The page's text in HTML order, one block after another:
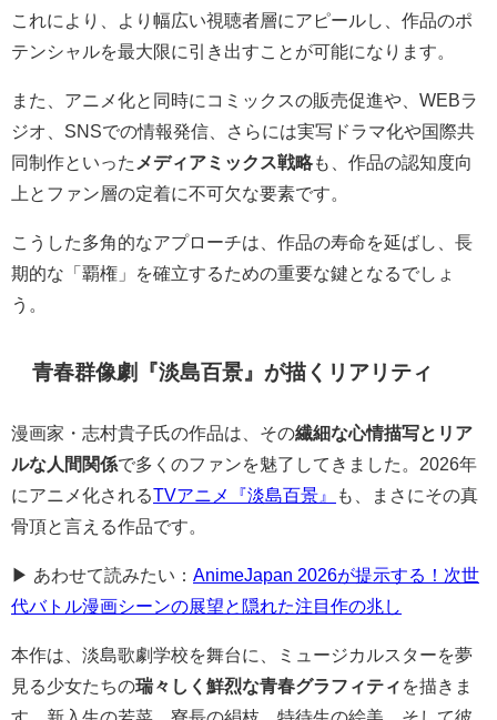
これにより、より幅広い視聴者層にアピールし、作品のポ
テンシャルを最大限に引き出すことが可能になります。
また、アニメ化と同時にコミックスの販売促進や、WEBラ
ジオ、SNSでの情報発信、さらには実写ドラマ化や国際共
同制作といった メディアミックス戦略も、作品の認知度向
上とファン層の定着に不可欠な要素です。
こうした多角的なアプローチは、作品の寿命を延ばし、長
期的な「覇権」を確立するための重要な鍵となるでしょ
う。
青春群像劇『淡島百景』が描くリアリティ
漫画家・志村貴子氏の作品は、その繊細な心情描写とリア
ルな人間関係で多くのファンを魅了してきました。2026年
にアニメ化されるTVアニメ『淡島百景』
も、まさにその真
骨頂と言える作品です。
▶ あわせて読みたい： AnimeJapan 2026が提示する！次世
代バトル漫画シーンの展望と隠れた注目作の兆し
本作は、淡島歌劇学校を舞台に、ミュージカルスターを夢
見る少女たちの瑞々しく鮮烈な青春グラフィティ を描きま